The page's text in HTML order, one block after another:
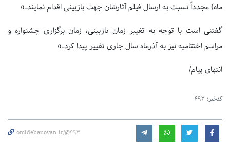
ماه) مجدداً نسبت به ارسال فیلم آثارشان جهت بازبینی اقدام نمایند.»
گفتنی است با توجه به تغییر زمان بازبینی، زمان برگزاری جشنواره و
مراسم اختتامیه نیز به آذرماه سال جاری تغییر پیدا کرد.»
انتهای پیام/
کدخبر: 493
omidebanovan.ir/@493